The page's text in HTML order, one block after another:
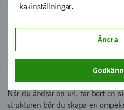
försöker nå. Det vill säga,
betyder att varje gång du
en sida eller flyttar en
göra en ompekning så att
När du ändrar en url, tar bort en
strukturen bör du skapa en
kakinställningar.
Ändra
Godkänn